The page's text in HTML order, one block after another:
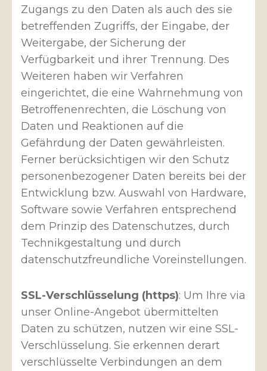
Zugangs zu den Daten als auch des sie
betreffenden Zugriffs, der Eingabe, der
Weitergabe, der Sicherung der
Verfügbarkeit und ihrer Trennung. Des
Weiteren haben wir Verfahren
eingerichtet, die eine Wahrnehmung von
Betroffenenrechten, die Löschung von
Daten und Reaktionen auf die
Gefährdung der Daten gewährleisten.
Ferner berücksichtigen wir den Schutz
personenbezogener Daten bereits bei der
Entwicklung bzw. Auswahl von Hardware,
Software sowie Verfahren entsprechend
dem Prinzip des Datenschutzes, durch
Technikgestaltung und durch
datenschutzfreundliche Voreinstellungen.
SSL-Verschlüsselung (https): Um Ihre via
unser Online-Angebot übermittelten
Daten zu schützen, nutzen wir eine SSL-
Verschlüsselung. Sie erkennen derart
verschlüsselte Verbindungen an dem